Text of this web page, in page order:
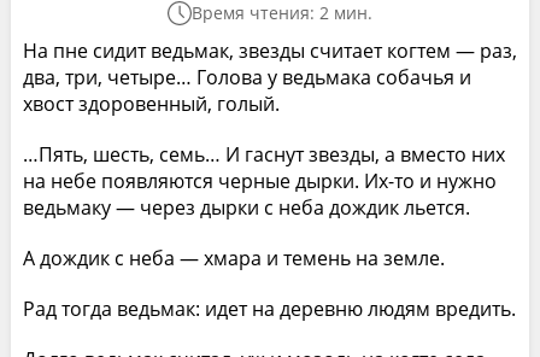
Время чтения: 2 мин.
На пне сидит ведьмак, звезды считает когтем — раз,
два, три, четыре… Голова у ведьмака собачья и
хвост здоровенный, голый.
…Пять, шесть, семь… И гаснут звезды, а вместо них
на небе появляются черные дырки. Их-то и нужно
ведьмаку — через дырки с неба дождик льется.
А дождик с неба — хмара и темень на земле.
Рад тогда ведьмак: идет на деревню людям вредить.